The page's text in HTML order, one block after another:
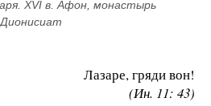
XVI в. Афон, монастырь
Дионисиат
Лазаре, гряди вон!
(Ин. 11: 43)